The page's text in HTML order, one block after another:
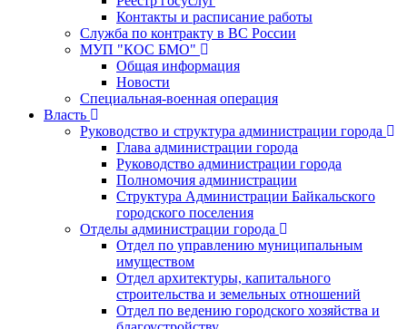
Контакты и расписание работы
Служба по контракту в ВС России
МУП "КОС БМО"
Общая информация
Новости
Специальная-военная операция
Власть
Руководство и структура администрации города
Глава администрации города
Руководство администрации города
Полномочия администрации
Структура Администрации Байкальского
городского поселения
Отделы администрации города
Отдел по управлению муниципальным
имуществом
Отдел архитектуры, капитального
строительства и земельных отношений
Отдел по ведению городского хозяйства и